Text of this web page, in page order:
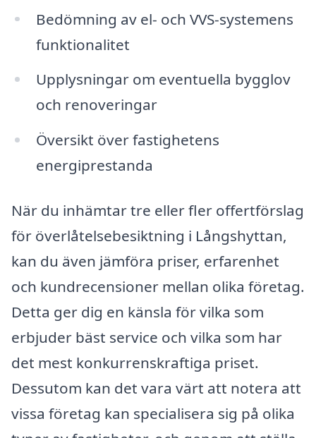
Bedömning av el- och VVS-systemens
funktionalitet
Upplysningar om eventuella bygglov
och renoveringar
Översikt över fastighetens
energiprestanda
När du inhämtar tre eller fler offertförslag
för överlåtelsebesiktning i Långshyttan,
kan du även jämföra priser, erfarenhet
och kundrecensioner mellan olika företag.
Detta ger dig en känsla för vilka som
erbjuder bäst service och vilka som har
det mest konkurrenskraftiga priset.
Dessutom kan det vara värt att notera att
vissa företag kan specialisera sig på olika